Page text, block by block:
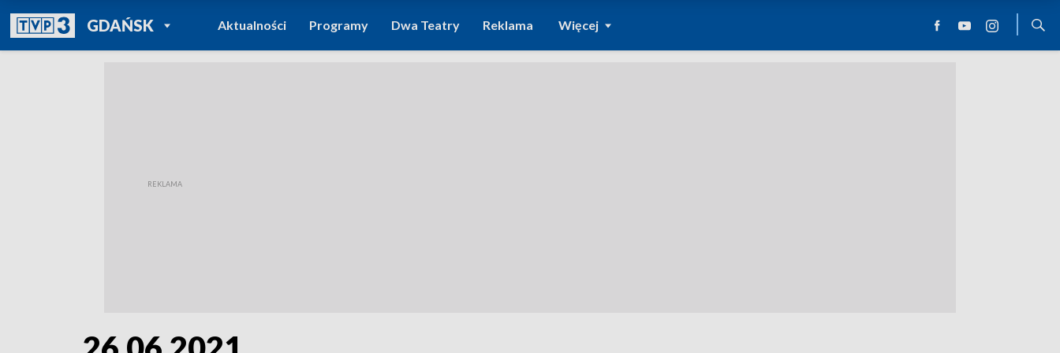
GDAŃSKPOWRÓT DO
TVP REGIONY
Aktualności Programy Dwa Teatry Reklama Więcej